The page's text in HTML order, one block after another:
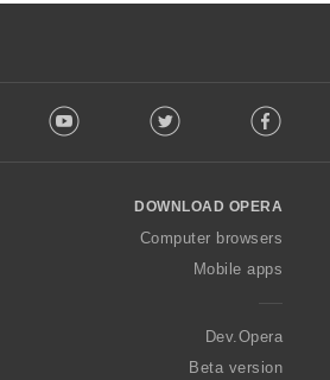
o
w
O
a
Facebook
Twitter
Youtube
DOWNLOAD OPERA
Computer browsers
Mobile apps
Dev.Opera
Beta version